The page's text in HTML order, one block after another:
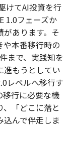
けてAI投資を行
1.0フェーズか
あります。そ
や本番移行時の
まで、実践知を
進もうとしてい
レベルへ移行す
移行に必要な機
「どこに落と
込んで伴走しま